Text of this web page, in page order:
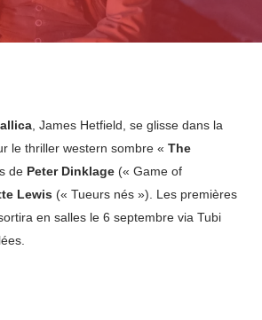
, James Hetfield, se glisse dans la
le thriller western sombre « The
dePeter Dinklage(« Game of
Lewis (« Tueurs nés »). Les premières
en salles le 6 septembre via Tubi